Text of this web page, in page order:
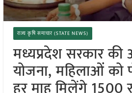
राज्य कृषि समाचार (STATE NEWS)
मध्यप्रदेश सरकार
योजना, महिलाओं